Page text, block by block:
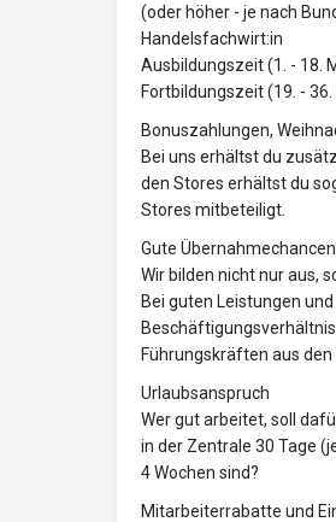
(oder höher - je nach
Handelsfachwirt:in
Ausbildungszeit (1. - 18.
Fortbildungszeit (19. -
Bonuszahlungen,
Bei uns erhältst du
den Stores erhältst du
Stores mitbeteiligt.
Gute Übernahmechancen
Wir bilden nicht nur aus,
Bei guten Leistungen
Führungskräften aus den
Urlaubsanspruch
Wer gut arbeitet, soll
in der Zentrale 30 Tage
4 Wochen sind?
Mitarbeiterrabatte und